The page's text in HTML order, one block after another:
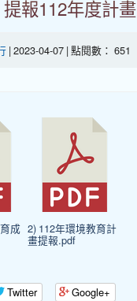
報112年度計畫
| 2023-04-07 | 點閱數： 651
成
2) 112年環境教育計
畫提報.pdf
Twitter
Google+